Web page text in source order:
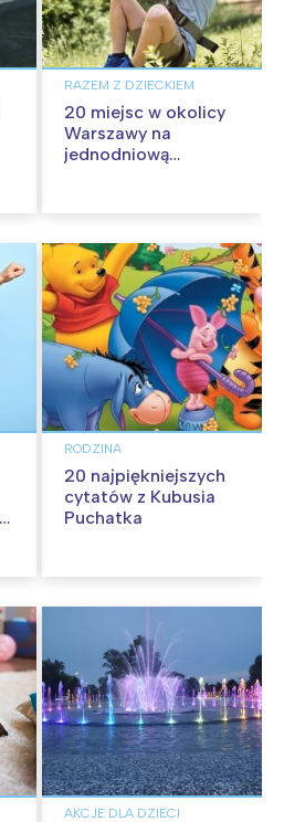
RAZEM Z DZIECKIEM
20 miejsc w okolicy
Warszawy na
jednodniową
RODZINA
20 najpiękniejszych
cytatów z Kubusia
Puchatka
AKCJE DLA DZIECI